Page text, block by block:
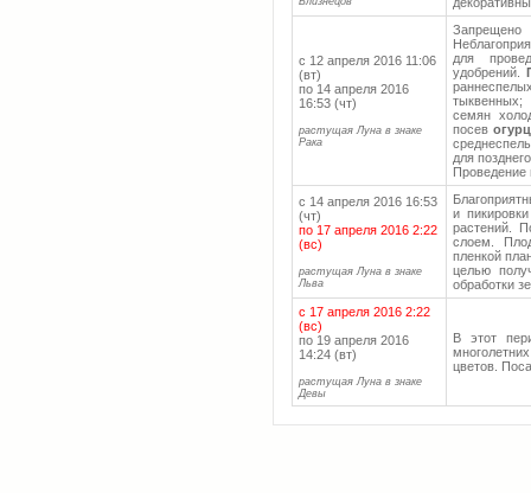
с 12 апреля 2016 11:06
(вт)
по 14 апреля 2016
16:53 (чт)
растущая Луна в знаке
Рака
для
удобрений.
тыквенных;
семян
посев
для
с 14 апреля 2016 16:53
(чт)
по 17 апреля 2016 2:22
(вс)
растущая Луна в знаке
Льва
и
растений.
слоем.
пленкой
целью
обработки
с 17 апреля 2016 2:22
(вс)
по 19 апреля 2016
14:24 (вт)
растущая Луна в знаке
Девы
В этот
цветов.